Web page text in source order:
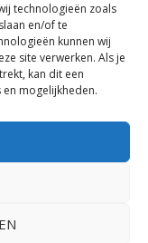
technologieën zoals
en/of te
kunnen wij
site verwerken. Als je
kan dit een
mogelijkheden.
gemaakt door